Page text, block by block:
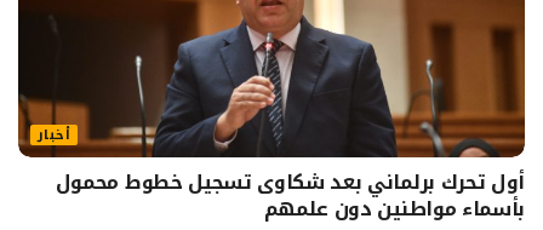
أخبار
أول تحرك برلماني بعد شكاوى تسجيل خطوط محمول
بأسماء مواطنين دون علمهم